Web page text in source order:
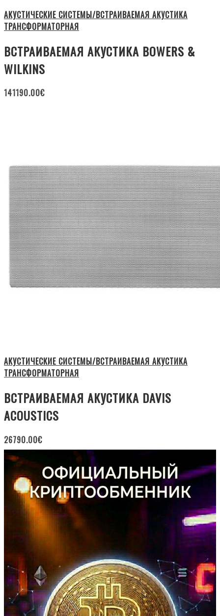
АКУСТИЧЕСКИЕ СИСТЕМЫ/ВСТРАИВАЕМАЯ АКУСТИКА
ТРАНСФОРМАТОРНАЯ
ВСТРАИВАЕМАЯ АКУСТИКА BOWERS &
WILKINS
141190.00€
АКУСТИЧЕСКИЕ СИСТЕМЫ/ВСТРАИВАЕМАЯ АКУСТИКА
ТРАНСФОРМАТОРНАЯ
ВСТРАИВАЕМАЯ АКУСТИКА DAVIS
ACOUSTICS
26790.00€